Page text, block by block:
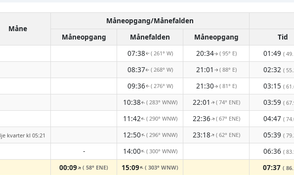
Måne
Måneopgang/Månefalden
Måneopgang
Månefalden Måneopgang Tid
07:38↑( 261° W) 20:34↑ ( 95° E) 01:49 (
08:37↑ ( 268° W) 21:01 ↑ ( 88° E) 02:32 (
09:36↑( 276° W) 21:30↑( 81° E) 03:15 (
10:38↑( 283° WNW) 22:01 ↑( 74° ENE) 03:59 (
11:42↑( 290° WNW) 22:36↑( 67° ENE) 04:47 (
kvarter kl 05:21 12:50↑( 296° WNW) 23:18↑( 62° ENE) 05:39 (
- 14:00↑( 300° WNW) 06:36 (
00:09↑( 58° ENE) 15:09↑( 303° WNW) 07:37 (